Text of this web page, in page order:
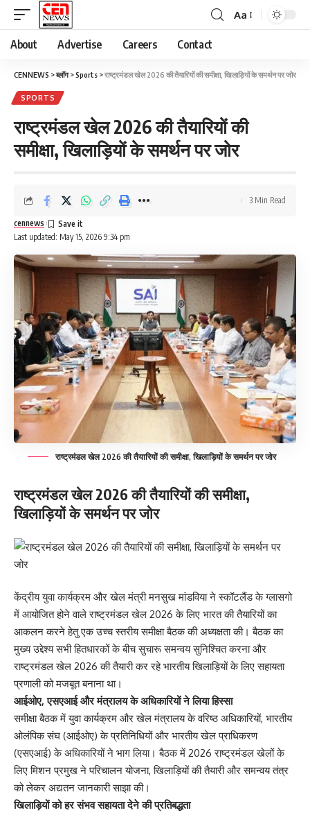
Aa
About Advertise Careers Contact
CENNEWS >ब्लॉग>Sports >राष्ट्रमंडल खेल 2026 की तैयारियों की समीक्षा, खिलाड़ियों के समर्थन पर जोर
SPORTS
राष्ट्रमंडल खेल 2026 की तैयारियों की
समीक्षा, खिलाड़ियों के समर्थन पर जोर
Last updated: May 15, 2026 9:34 pm
cennews
3 Min Read
राष्ट्रमंडल खेल 2026 की तैयारियों की समीक्षा, खिलाड़ियों के समर्थन पर जोर
राष्ट्रमंडल खेल 2026 की तैयारियों की समीक्षा,
खिलाड़ियों के समर्थन पर जोर
केंद्रीय युवा कार्यक्रम और खेल मंत्री मनसुख मांडविया ने स्कॉटलैंड के ग्लासगो
में आयोजित होने वाले राष्ट्रमंडल खेल 2026 के लिए भारत की तैयारियों का
आकलन करने हेतु एक उच्च स्तरीय समीक्षा बैठक की अध्यक्षता की। बैठक का
मुख्य उद्देश्य सभी हितधारकों के बीच सुचारू समन्वय सुनिश्चित करना और
राष्ट्रमंडल खेल 2026 की तैयारी कर रहे भारतीय खिलाड़ियों के लिए सहायता
प्रणाली को मजबूत बनाना था।
आईओए, एसएआई और मंत्रालय के अधिकारियों ने लिया हिस्सा
समीक्षा बैठक में युवा कार्यक्रम और खेल मंत्रालय के वरिष्ठ अधिकारियों, भारतीय
ओलंपिक संघ (आईओए) के प्रतिनिधियों और भारतीय खेल प्राधिकरण
(एसएआई) के अधिकारियों ने भाग लिया। बैठक में 2026 राष्ट्रमंडल खेलों के
लिए मिशन प्रमुख ने परिचालन योजना, खिलाड़ियों की तैयारी और समन्वय तंत्र
को लेकर अद्यतन जानकारी साझा की।
खिलाड़ियों को हर संभव सहायता देने की प्रतिबद्धता